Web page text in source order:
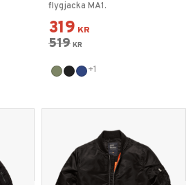
flygjacka MA1.
319 KR
519 KR
+1